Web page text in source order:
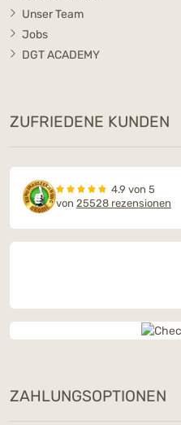
Unser Team
Jobs
DGT ACADEMY
ZUFRIEDENE KUNDEN
4.9 von 5
von 25528 rezensionen
ZAHLUNGSOPTIONEN